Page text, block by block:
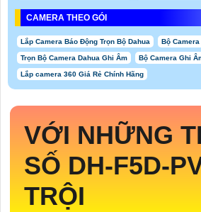
CAMERA THEO GÓI
Lắp Camera Báo Động Trọn Bộ Dahua Bộ
Trọn Bộ Camera Dahua Ghi Âm Bộ Camera Ghi
Lắp camera 360 Giá Rẻ Chính Hãng
VỚI NHỮNG
SỐ DH-F5D-
TRỘI